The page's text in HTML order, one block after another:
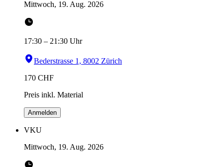
Mittwoch, 19. Aug. 2026
17:30 – 21:30 Uhr
Bederstrasse 1, 8002 Zürich
170 CHF
Preis inkl. Material
Anmelden
VKU
Mittwoch, 19. Aug. 2026